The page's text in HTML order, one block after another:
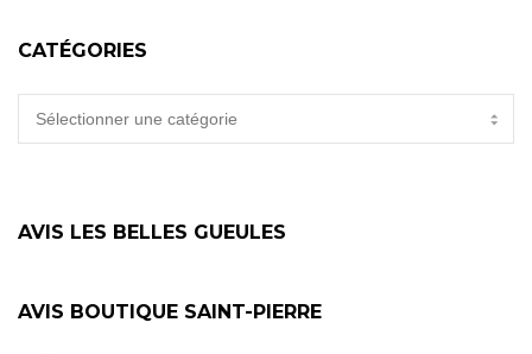
CATÉGORIES
CATÉGORIES
AVIS LES BELLES GUEULES
AVIS BOUTIQUE SAINT-PIERRE